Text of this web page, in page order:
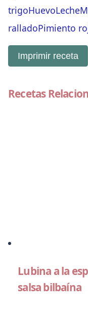
trigoHuevoLeche
ralladoPimiento
Imprimir receta
Recetas
Lubina a la
salsa bilbaína